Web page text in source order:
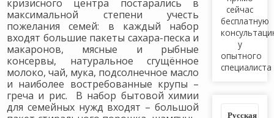
кризисного центра постарались в
максимальной степени учесть
пожелания семей: в каждый набор
входят большие пакеты сахара-песка и
макаронов, мясные и рыбные
консервы, натуральное сгущённое
молоко, чай, мука, подсолнечное масло
и наиболее востребованные крупы –
греча и рис. В набор бытовой химии
для семейных нужд входят – большой
сейчас
бесплатную
у
опытного
специалиста
Русская